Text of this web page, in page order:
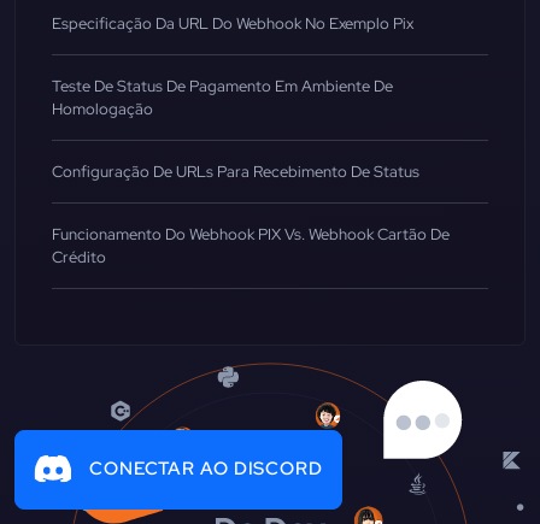
Especificação Da URL Do Webhook No Exemplo Pix
Teste De Status De Pagamento Em Ambiente De
Homologação
Configuração De URLs Para Recebimento De Status
Funcionamento Do Webhook PIX Vs. Webhook Cartão De
Crédito
CONECTAR AO DISCORD